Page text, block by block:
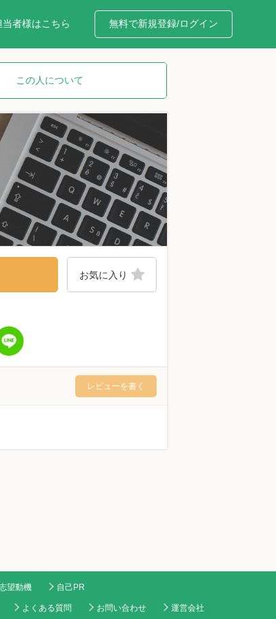
無料で新規登録/ログイン
者様はこちら
この人について
お気に入り
レビューを書く
望動機 自己PR
よくある質問 お問い合わせ 運営会社